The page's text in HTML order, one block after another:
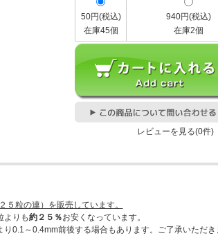
50円(税込)
在庫45個
940円(税込)
在庫2個
レビューを見る(0件)
粒の連）を販売しています。
りも約２５％お安くなっています。
り0.1～0.4mm前後する場合もあります。ご了承いただき